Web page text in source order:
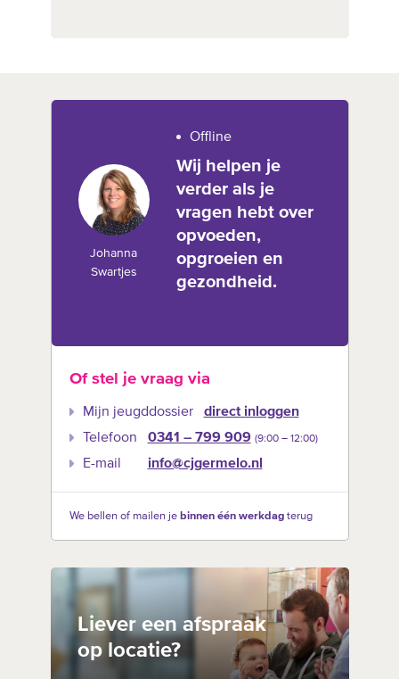
Johanna
Swartjes
Offline
Wij helpen je
verder als je
vragen hebt over
opvoeden,
opgroeien en
gezondheid.
Of stel je vraag via
Mijn jeugddossier
direct inloggen
Telefoon
0341 – 799 909 (9:00 –‍ 12:00)
E-mail info@cjgermelo.nl
We bellen of mailen je binnen één werkdagterug
Liever een afspraak
op locatie?